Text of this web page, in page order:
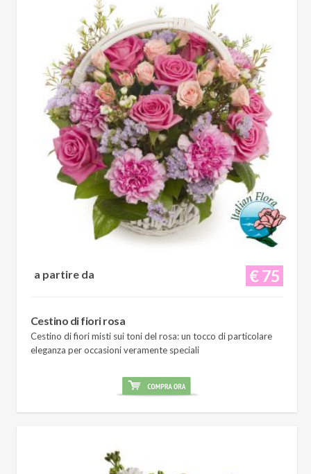
€ 75
a partire da
Cestino di fiori rosa
Cestino di fiori misti sui toni del rosa: un tocco di particolare
eleganza per occasioni veramente speciali